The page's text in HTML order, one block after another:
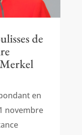
de
en
novembre